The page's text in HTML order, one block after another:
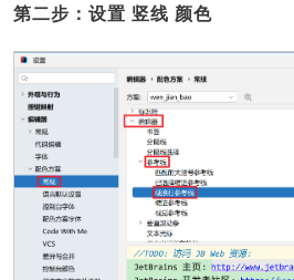
第二步：设置 竖线 颜色